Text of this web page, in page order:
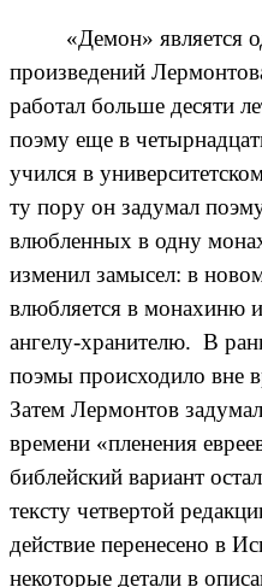
«Демон» является
произведений
работал больше десяти
поэму еще в
учился в
ту пору он задумал
влюбленных в одну
изменил замысел: в
влюбляется в монахиню
ангелу-хранителю. В
поэмы происходило вне
Затем Лермонтов
времени «пленения
библейский вариант
тексту четвертой
действие перенесено в
некоторые детали в